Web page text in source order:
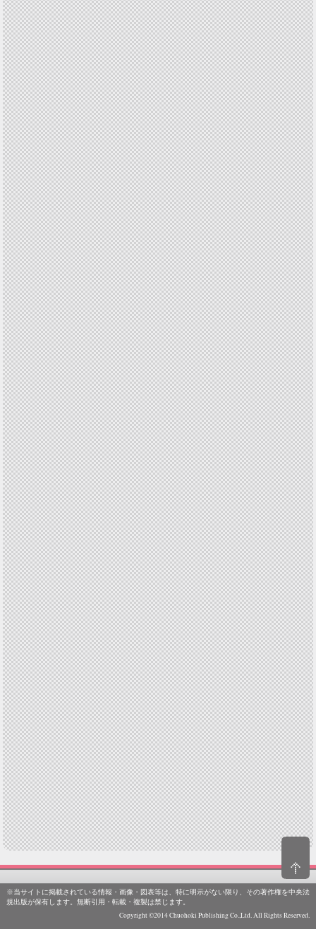
※当サイトに掲載されている情報・画像・図表等は、特に明示がない限り、その著作権を中央法
規出版が保有します。無断引用・転載・複製は禁じます。
Copyright ©2014 Chuohoki Publishing Co.,Ltd. All Rights Reserved.